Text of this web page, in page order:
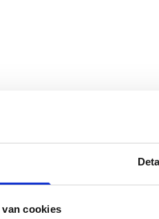
cookies
te